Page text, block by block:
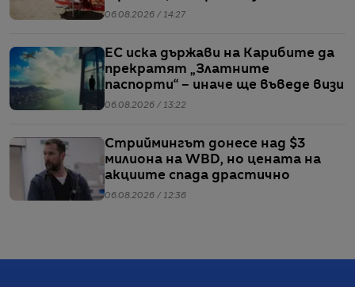
пестят електричество
06.08.2026 / 14:27
ЕС иска държави на Карибите да
прекратят „Златните
паспорти“ – иначе ще въведе визи
06.08.2026 / 13:22
Стриймингът донесе над $3
милиона на WBD, но цената на
акциите спада драстично
06.08.2026 / 12:36